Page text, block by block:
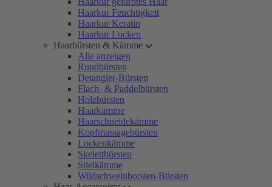
Haarkur Feuchtigkeit
Haarkur Keratin
Haarkur Locken
Haarbürsten & Kämme
Alle anzeigen
Rundbürsten
Detangler-Bürsten
Flach- & Paddelbürsten
Holzbürsten
Haarkämme
Haarschneidekämme
Kopfmassagebürsten
Lockenkämme
Skelettbürsten
Stielkämme
Wildschweinborsten-Bürsten